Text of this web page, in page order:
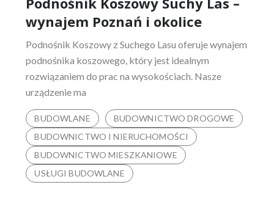
wynajem Poznań i okolice
Podnośnik Koszowy z Suchego Lasu oferuje wynajem
podnośnika koszowego, który jest idealnym
rozwiązaniem do prac na wysokościach. Nasze
urządzenie ma
BUDOWLANE
BUDOWNICTWO DROGOWE
BUDOWNICTWO I NIERUCHOMOŚCI
BUDOWNICTWO MIESZKANIOWE
USŁUGI BUDOWLANE